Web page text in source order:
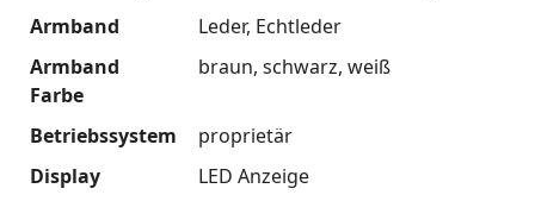
Armband
Leder Echtleder
Armband
Farbe
braun schwarz weiß
Betriebssystem
proprietär
Display
LED Anzeige